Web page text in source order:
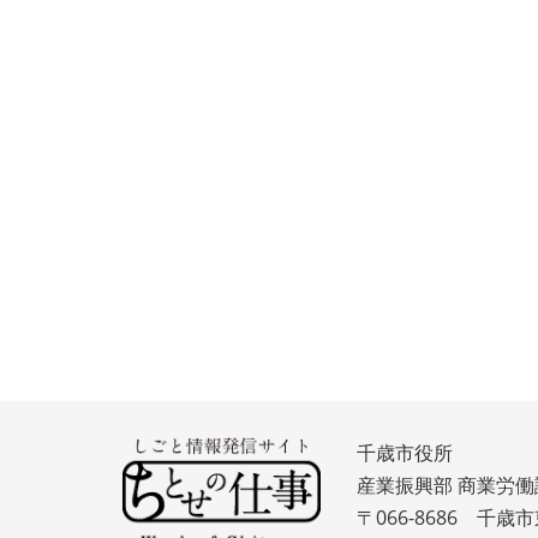
千歳市役所
産業振興部 商業労
〒066-8686 千歳市